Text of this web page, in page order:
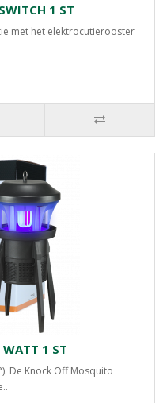
1 ST
met het elektrocutierooster
WATT 1 ST
De Knock Off Mosquito